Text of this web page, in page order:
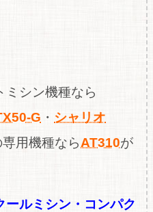
ミシン機種なら
G ・ シャリオ
用機種ならAT310が
ールミシン・コンパク